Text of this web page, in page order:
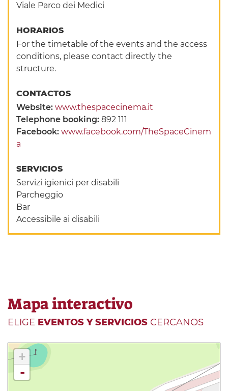
Viale Parco dei Medici
HORARIOS
For the timetable of the events and the access
conditions, please contact directly the
structure.
CONTACTOS
Website:www.thespacecinema.it
Telephone booking:892 111
Facebook:www.facebook.com/TheSpaceCinem
a
SERVICIOS
Servizi igienici per disabili
Parcheggio
Bar
Accessibile ai disabili
Mapa interactivo
ELIGE EVENTOS Y SERVICIOS CERCANOS
+
-